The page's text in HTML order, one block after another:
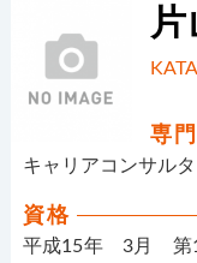
専
キャリアコンサルタ
資格
平成15年 3月 第1